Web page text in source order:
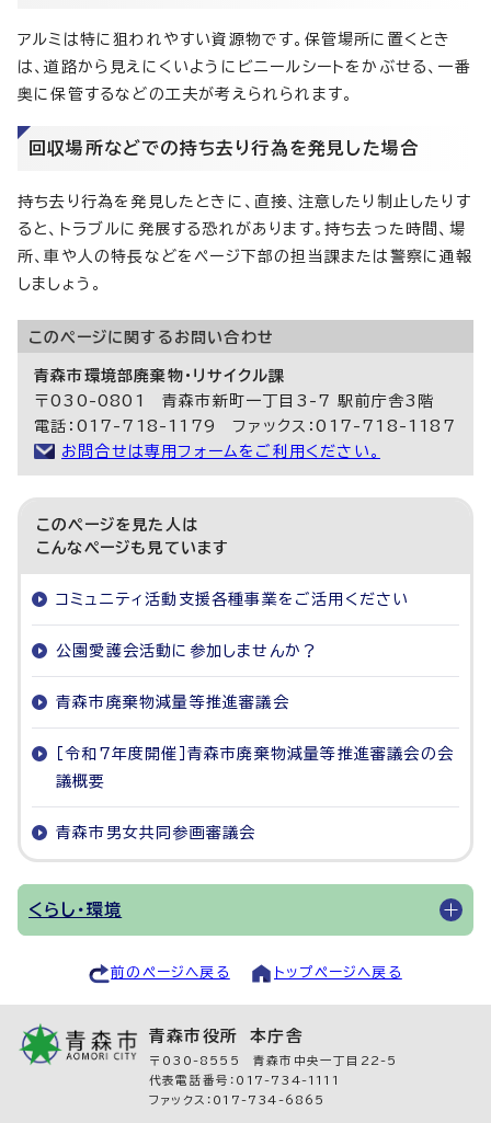
アルミは特に狙われやすい資源物です。保管場所に置くとき
は、道路から見えにくいようにビニールシートをかぶせる、一番
奥に保管するなどの工夫が考えられられます。
回収場所などでの持ち去り行為を発見した場合
持ち去り行為を発見したときに、直接、注意したり制止したりす
ると、トラブルに発展する恐れがあります。持ち去った時間、場
所、車や人の特長などをページ下部の担当課または警察に通報
しましょう。
このページに関する お問い合わせ
青森市環境部廃棄物・リサイクル課
〒030-0801 青森市新町一丁目3-7 駅前庁舎3階
電話：017-718-1179 ファックス：017-718-1187
お問合せは専用フォームをご利用ください。
このページを見た人は
こんなページも見ています
コミュニティ活動支援各種事業をご活用ください
公園愛護会活動に参加しませんか？
青森市廃棄物減量等推進審議会
［令和7年度開催］青森市廃棄物減量等推進審議会の会
議概要
青森市男女共同参画審議会
くらし・環境
前のページへ戻る トップページへ戻る
青森市役所 本庁舎
〒030-8555 青森市中央一丁目22-5
代表電話番号：017-734-1111
ファックス：017-734-6865